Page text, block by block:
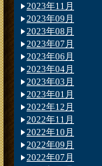
2023年11月
2023年09月
2023年08月
2023年07月
2023年06月
2023年04月
2023年03月
2023年01月
2022年12月
2022年11月
2022年10月
2022年09月
2022年07月